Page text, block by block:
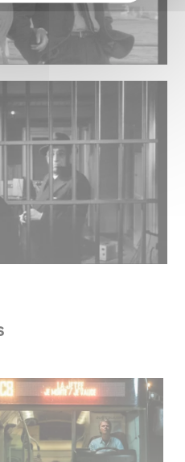
de sortie pour le nouveau
Franck Dubosc